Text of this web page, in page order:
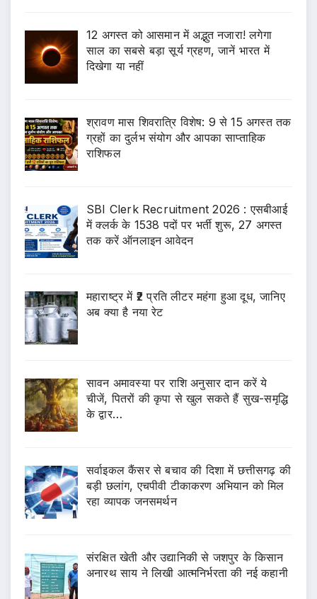
12 अगस्त को आसमान में अद्भुत नजारा! लगेगा
साल का सबसे बड़ा सूर्य ग्रहण, जानें भारत में
दिखेगा या नहीं
श्रावण मास शिवरात्रि विशेष: 9 से 15 अगस्त तक
ग्रहों का दुर्लभ संयोग और आपका साप्ताहिक
राशिफल
SBI Clerk Recruitment 2026 : एसबीआई
में क्लर्क के 1538 पदों पर भर्ती शुरू, 27 अगस्त
तक करें ऑनलाइन आवेदन
महाराष्ट्र में ₹2 प्रति लीटर महंगा हुआ दूध, जानिए
अब क्या है नया रेट
सावन अमावस्या पर राशि अनुसार दान करें ये
चीजें, पितरों की कृपा से खुल सकते हैं सुख-समृद्धि
के द्वार…
सर्वाइकल कैंसर से बचाव की दिशा में छत्तीसगढ़ की
बड़ी छलांग, एचपीवी टीकाकरण अभियान को मिल
रहा व्यापक जनसमर्थन
संरक्षित खेती और उद्यानिकी से जशपुर के किसान
अनारथ साय ने लिखी आत्मनिर्भरता की नई कहानी